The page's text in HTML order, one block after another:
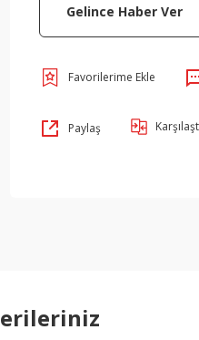
Gelince Haber Ver
Paylaş